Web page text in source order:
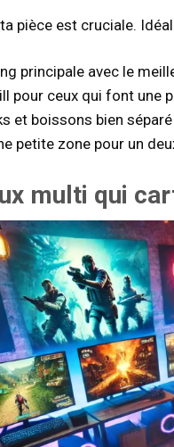
pièce est cruciale.
principale avec le
pour ceux qui font une
et boissons bien
petite zone pour un
multi qui